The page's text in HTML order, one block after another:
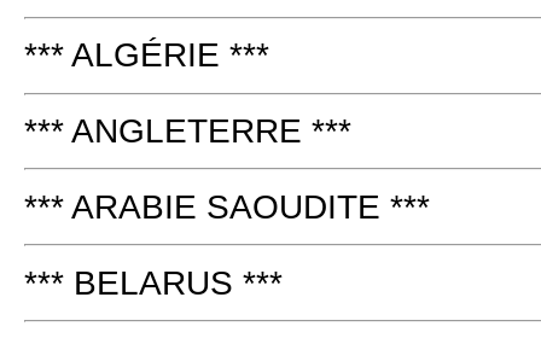
*** ALGÉRIE ***
*** ANGLETERRE ***
*** ARABIE SAOUDITE ***
*** BELARUS ***